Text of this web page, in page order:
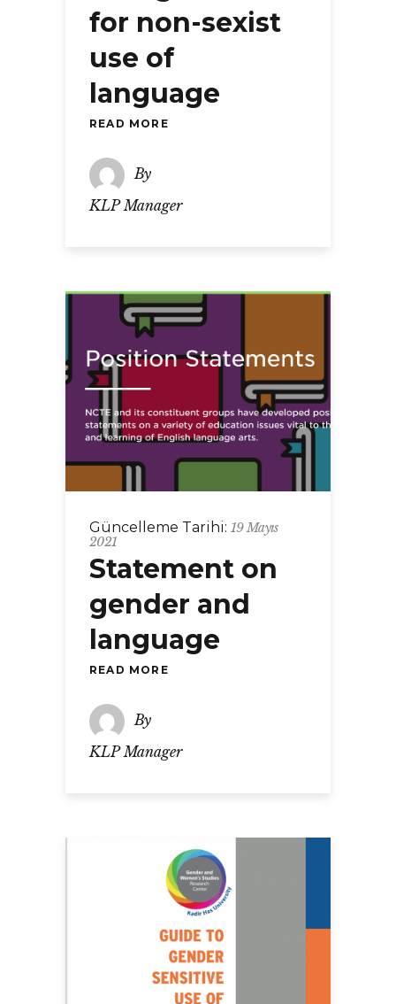
for non-sexist
use of
language
READ MORE
By
KLP Manager
Güncelleme Tarihi: 19 Mayıs
2021
Statement on
gender and
language
READ MORE
By
KLP Manager